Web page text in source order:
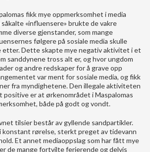
fikk mye oppmerksomhet i media
«influensere» brukte de vakre
diverse gjenstander, som mange
følgere på sosiale media skulle
etter. Dette skapte mye negativ aktivitet i et
sanddynene tross alt er, og hvor ungdom
og andre redskaper for å grave opp
var ment for sosiale media, og fikk
fra myndighetene. Den illegale aktiviteten
positive er at ørkenområdet i Maspalomas
både på godt og vondt.
tilsier består av gyllende sandpartikler.
konstant rørelse, sterkt preget av tidevann
Et annet mediaoppslag som har fått mye
de mange fortvilte ferierende og delvis